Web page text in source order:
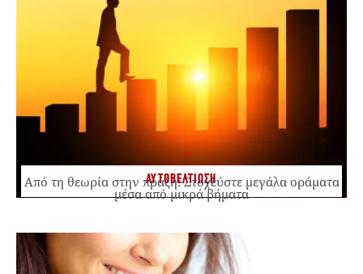
ΑΥΤΟΒΕΛΤΙΩΣΗ
Από τη θεωρία στην πράξη: Στοχεύστε μεγάλα οράματα
μέσα από μικρά βήματα